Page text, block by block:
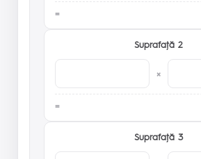
Suprafaţă 2
×
Suprafaţă 3